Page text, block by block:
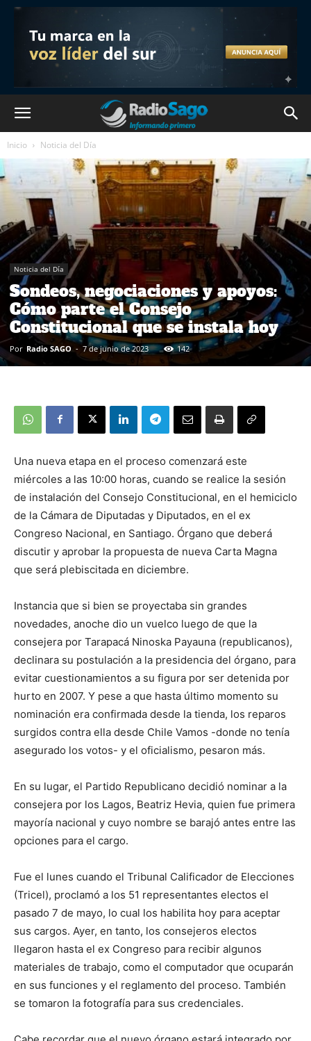
Inicio Noticia del Día
Noticia del Día
Sondeos, negociaciones y apoyos:
Cómo parte el Consejo
Constitucional que se instala hoy
Por Radio SAGO - 7 de junio de 2023 142
Una nueva etapa en el proceso comenzará este
miércoles a las 10:00 horas, cuando se realice la sesión
de instalación del Consejo Constitucional, en el hemiciclo
de la Cámara de Diputadas y Diputados, en el ex
Congreso Nacional, en Santiago. Órgano que deberá
discutir y aprobar la propuesta de nueva Carta Magna
que será plebiscitada en diciembre.
Instancia que si bien se proyectaba sin grandes
novedades, anoche dio un vuelco luego de que la
consejera por Tarapacá Ninoska Payauna (republicanos),
declinara su postulación a la presidencia del órgano, para
evitar cuestionamientos a su figura por ser detenida por
hurto en 2007. Y pese a que hasta último momento su
nominación era confirmada desde la tienda, los reparos
surgidos contra ella desde Chile Vamos -donde no tenía
asegurado los votos- y el oficialismo, pesaron más.
En su lugar, el Partido Republicano decidió nominar a la
consejera por los Lagos, Beatriz Hevia, quien fue primera
mayoría nacional y cuyo nombre se barajó antes entre las
opciones para el cargo.
Fue el lunes cuando el Tribunal Calificador de Elecciones
(Tricel), proclamó a los 51 representantes electos el
pasado 7 de mayo, lo cual los habilita hoy para aceptar
sus cargos. Ayer, en tanto, los consejeros electos
llegaron hasta el ex Congreso para recibir algunos
materiales de trabajo, como el computador que ocuparán
en sus funciones y el reglamento del proceso. También
se tomaron la fotografía para sus credenciales.